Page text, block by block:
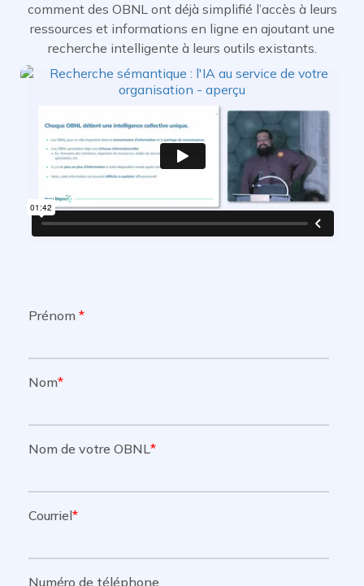
comment des OBNL ont déjà simplifié l’accès à leurs
ressources et informations en ligne en ajoutant une
recherche intelligente à leurs outils existants.